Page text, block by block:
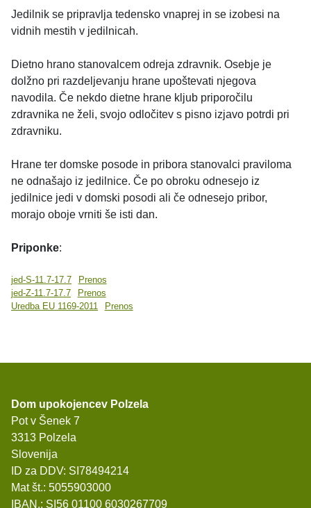
Jedilnik se pripravlja tedensko vnaprej in se izobesi na
vidnih mestih v jedilnicah.
Dietno hrano stanovalcem odreja zdravnik. Osebje je
dolžno pri razdeljevanju hrane upoštevati njegova
navodila. Če nekdo dietne hrane kljub priporočilu
zdravnika ne želi, svojo odločitev s pisno izjavo potrdi pri
zdravniku.
Hrane ter domske posode in pribora stanovalci praviloma
ne odnašajo iz jedilnice. Če po obroku odnesejo iz
jedilnice jedi v domski posodi ali če odnesejo pribor,
morajo oboje vrniti še isti dan.
Priponke:
jed-S-11.7-17.7
Prenos
jed-Z-11.7-17.7
Prenos
Uredba EU 1169-2011
Prenos
Dom upokojencev Polzela
Pot v Šenek 7
3313 Polzela
Slovenija
ID za DDV: SI78494214
Mat št.: 5055903000
IBAN.: SI56 01100 6030267709